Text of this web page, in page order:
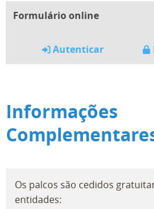
Formulário online
Autenticar
Informações
Os palcos são cedidos
entidades: